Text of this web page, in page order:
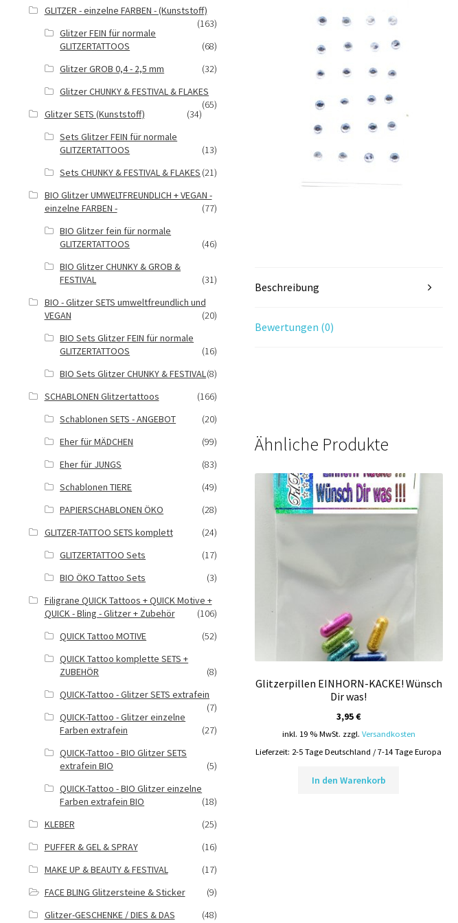
Beschreibung
Bewertungen (0)
Ähnliche Produkte
Glitzerpillen EINHORN-KACKE! Wünsch
Dir was!
3,95€
inkl. 19 % MwSt. zzgl. Versandkosten
Lieferzeit: 2-5 Tage Deutschland / 7-14 Tage Europa
In den Warenkorb
GLITZER - einzelne FARBEN - (Kunststoff)
(163)
Glitzer FEIN für normale
GLITZERTATTOOS
(68)
Glitzer GROB 0,4 - 2,5 mm
(32)
Glitzer CHUNKY & FESTIVAL & FLAKES
(65)
Glitzer SETS (Kunststoff)
(34)
Sets Glitzer FEIN für normale
GLITZERTATTOOS
(13)
Sets CHUNKY & FESTIVAL & FLAKES (21)
BIO Glitzer UMWELTFREUNDLICH + VEGAN -
einzelne FARBEN -
(77)
BIO Glitzer fein für normale
GLITZERTATTOOS
(46)
BIO Glitzer CHUNKY & GROB &
FESTIVAL
(31)
BIO - Glitzer SETS umweltfreundlich und
VEGAN
(20)
BIO Sets Glitzer FEIN für normale
GLITZERTATTOOS
(16)
BIO Sets Glitzer CHUNKY & FESTIVAL(8)
SCHABLONEN Glitzertattoos
(166)
Schablonen SETS - ANGEBOT
(20)
Eher für MÄDCHEN
(99)
Eher für JUNGS
(83)
Schablonen TIERE
(49)
PAPIERSCHABLONEN ÖKO
(28)
GLITZER-TATTOO SETS komplett
(24)
GLITZERTATTOO Sets
(17)
BIO ÖKO Tattoo Sets
(3)
Filigrane QUICK Tattoos + QUICK Motive +
QUICK - Bling - Glitzer + Zubehör
(106)
QUICK Tattoo MOTIVE
(52)
QUICK Tattoo komplette SETS +
ZUBEHÖR
(8)
QUICK-Tattoo - Glitzer SETS extrafein
(7)
QUICK-Tattoo - Glitzer einzelne
Farben extrafein
(27)
QUICK-Tattoo - BIO Glitzer SETS
extrafein BIO
(5)
QUICK-Tattoo - BIO Glitzer einzelne
Farben extrafein BIO
(18)
KLEBER
(25)
PUFFER & GEL & SPRAY
(16)
MAKE UP & BEAUTY & FESTIVAL
(17)
FACE BLING Glitzersteine & Sticker
(9)
Glitzer-GESCHENKE / DIES & DAS
(48)